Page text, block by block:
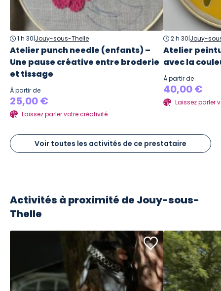
1 h 30|Jouy-sous-Thelle
Atelier punch needle (enfants) –
Une pause créative entre broderie
et tissage
À partir de
25,00 €
Laissez parler votre créativité
2 h 30|Jouy-
Atelier
avec la
À partir de
40,00 €
Laissez parler
Voir toutes les activités de ce prestataire
Activités à proximité de Jouy-sous-
Thelle